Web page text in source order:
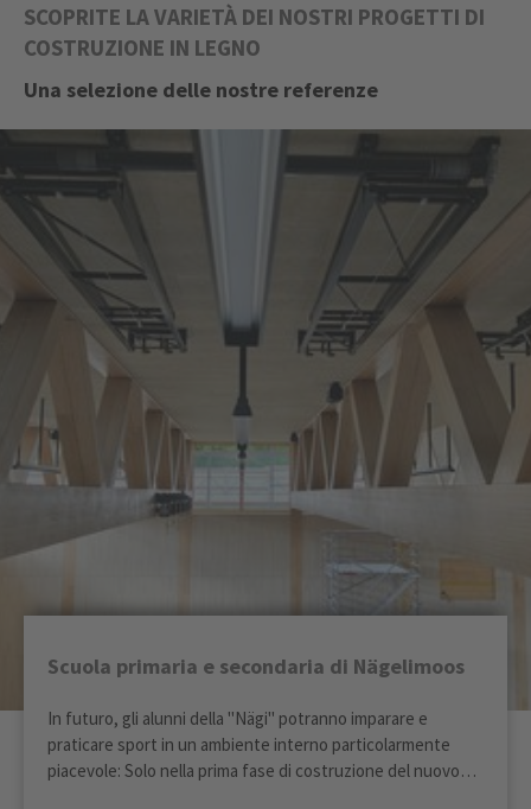
SCOPRITE LA VARIETÀ DEI NOSTRI PROGETTI DI
COSTRUZIONE IN LEGNO
Una selezione delle nostre referenze
Scuola primaria e secondaria di Nägelimoos
In futuro, gli alunni della "Nägi" potranno imparare e
praticare sport in un ambiente interno particolarmente
piacevole: Solo nella prima fase di costruzione del nuovo